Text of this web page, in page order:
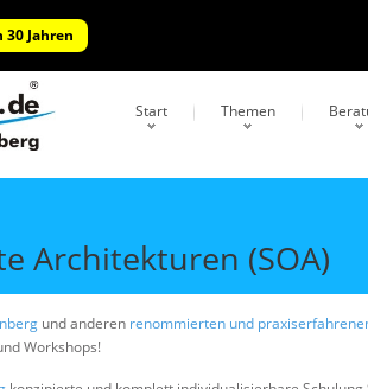
Jahren
Start Themen
Architekturen (SOA)
und anderen renommierten und
Workshops!